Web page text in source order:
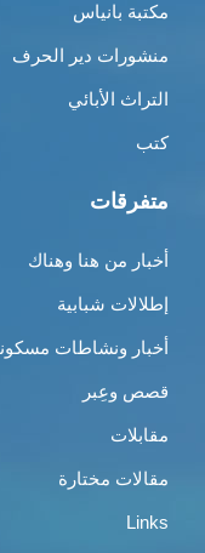
مكتبة بانياس
منشورات دير الحرف
التراث الأبائي
كتب
متفرقات
أخبار من هنا وهناك
إطلالات شبابية
أخبار ونشاطات مسكونية
قصص وعِبر
مقابلات
مقالات مختارة
Links